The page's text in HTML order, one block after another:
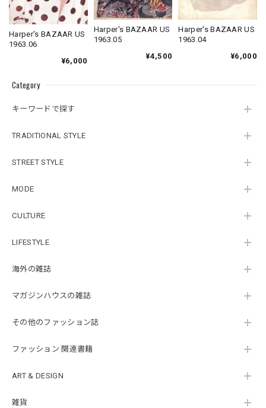
Category
キーワードで探す
TRADITIONAL STYLE
STREET STYLE
MODE
CULTURE
LIFESTYLE
海外の雑誌
マガジンハウスの雑誌
その他のファッション誌
ファッション 関連書籍
ART & DESIGN
雑貨
Harper's BAZAAR US
1963.06
¥6,000
Harper's BAZAAR US
1963.05
¥4,500
Harper's BAZAAR US
1963.04
¥6,000